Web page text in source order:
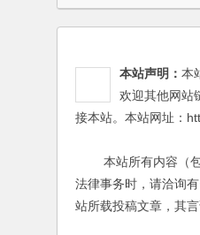
本站声明： 本
欢迎其他网站
接本站。本站网址：
本站所有内容（包
法律事务时，请洽询
站所载投稿文章，其